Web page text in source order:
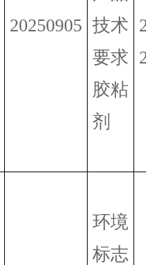
20250905 技术
要求
胶粘
剂
环境
标志